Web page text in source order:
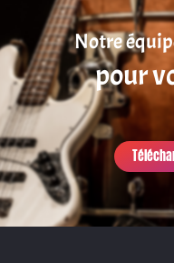
Notre
pour